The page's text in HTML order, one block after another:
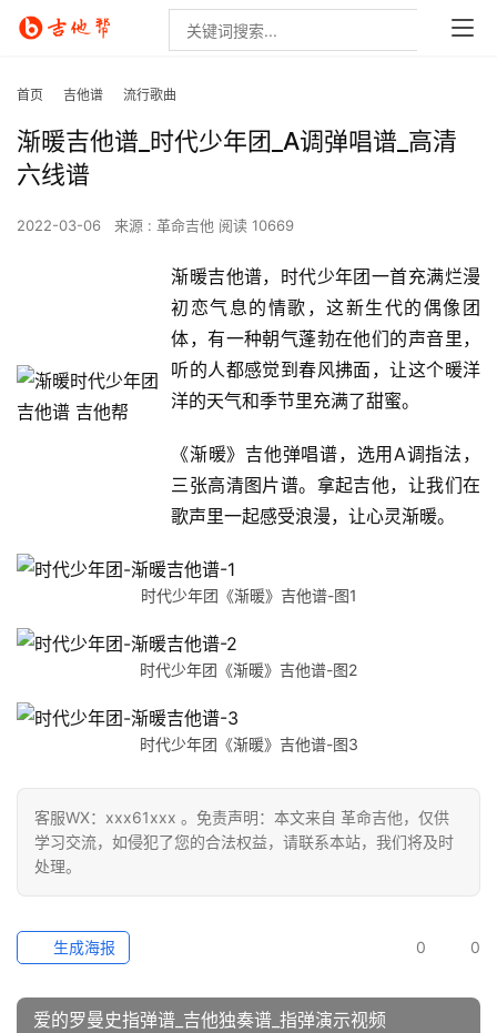
首页 吉他谱 流行歌曲
渐暖吉他谱_时代少年团_A调弹唱谱_高清
六线谱
2022-03-06 来源 : 革命吉他 阅读 10669
渐暖吉他谱，时代少年团一首充满烂漫
初恋气息的情歌，这新生代的偶像团
体，有一种朝气蓬勃在他们的声音里，
听的人都感觉到春风拂面，让这个暖洋
洋的天气和季节里充满了甜蜜。
《渐暖》吉他弹唱谱，选用A调指法，
三张高清图片谱。拿起吉他，让我们在
歌声里一起感受浪漫，让心灵渐暖。
时代少年团《渐暖》吉他谱-图1
时代少年团《渐暖》吉他谱-图2
时代少年团《渐暖》吉他谱-图3
客服WX：xxx61xxx 。免责声明：本文来自 革命吉他，仅供
学习交流，如侵犯了您的合法权益，请联系本站，我们将及时
处理。
0 0
生成海报
爱的罗曼史指弹谱_吉他独奏谱_指弹演示视频